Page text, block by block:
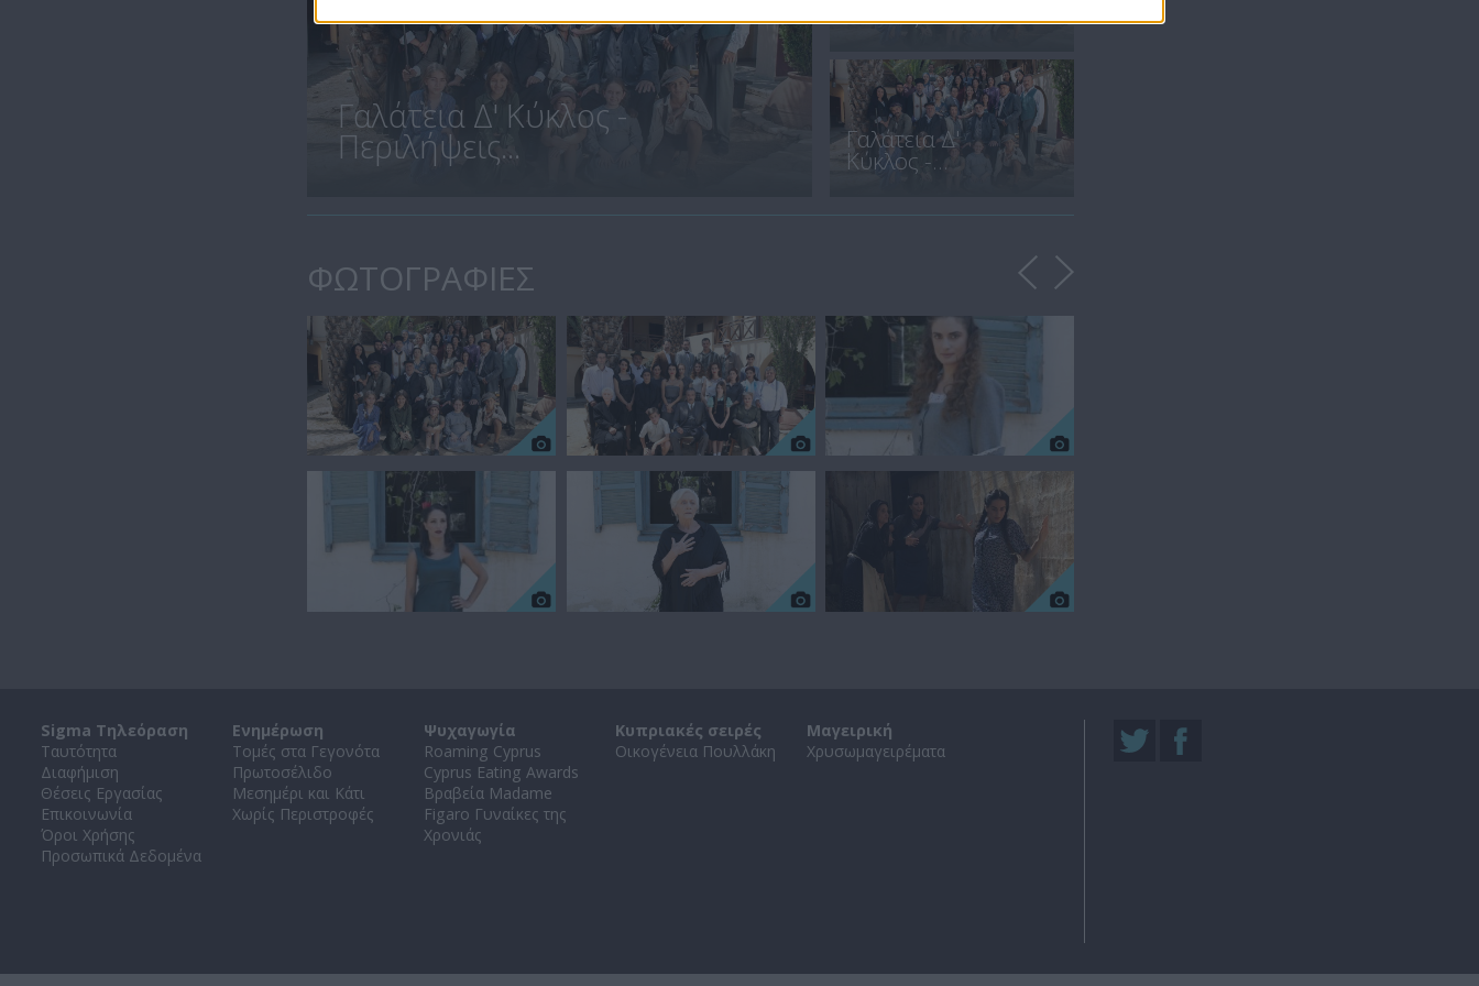
Γαλάτεια Δ' Κύκλος -
Περιλήψεις...
Κύκλος -...
Γαλάτεια Δ'
Κύκλος -...
ΦΩΤΟΓΡΑΦΙΕΣ
Sigma Τηλεόραση
Ταυτότητα
Διαφήμιση
Θέσεις Εργασίας
Επικοινωνία
Όροι Χρήσης
Προσωπικά Δεδομένα
Ενημέρωση
Τομές στα Γεγονότα
Πρωτοσέλιδο
Μεσημέρι και Κάτι
Χωρίς Περιστροφές
Ψυχαγωγία
Roaming Cyprus
Cyprus Eating Awards
Βραβεία Madame
Figaro Γυναίκες της
Χρονιάς
Κυπριακές σειρές
Οικογένεια Πουλλάκη
Μαγειρική
Χρυσωμαγειρέματα